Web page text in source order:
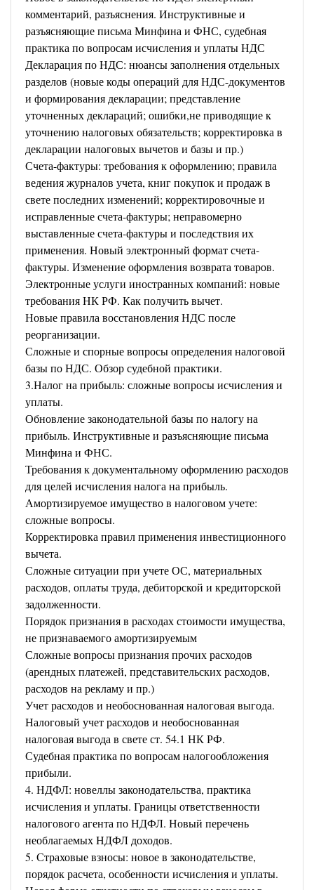
комментарий, разъяснения. Инструктивные и
разъясняющие письма Минфина и ФНС, судебная
практика по вопросам исчисления и уплаты НДС
Декларация по НДС: нюансы заполнения отдельных
разделов (новые коды операций для НДС-документов
и формирования декларации; представление
уточненных деклараций; ошибки,не приводящие к
уточнению налоговых обязательств; корректировка в
декларации налоговых вычетов и базы и пр.)
Счета-фактуры: требования к оформлению; правила
ведения журналов учета, книг покупок и продаж в
свете последних изменений; корректировочные и
исправленные счета-фактуры; неправомерно
выставленные счета-фактуры и последствия их
применения. Новый электронный формат счета-
фактуры. Изменение оформления возврата товаров.
Электронные услуги иностранных компаний: новые
требования НК РФ. Как получить вычет.
Новые правила восстановления НДС после
реорганизации.
Сложные и спорные вопросы определения налоговой
базы по НДС. Обзор судебной практики.
3.Налог на прибыль: сложные вопросы исчисления и
уплаты.
Обновление законодательной базы по налогу на
прибыль. Инструктивные и разъясняющие письма
Минфина и ФНС.
Требования к документальному оформлению расходов
для целей исчисления налога на прибыль.
Амортизируемое имущество в налоговом учете:
сложные вопросы.
Корректировка правил применения инвестиционного
вычета.
Сложные ситуации при учете ОС, материальных
расходов, оплаты труда, дебиторской и кредиторской
задолженности.
Порядок признания в расходах стоимости имущества,
не признаваемого амортизируемым
Сложные вопросы признания прочих расходов
(арендных платежей, представительских расходов,
расходов на рекламу и пр.)
Учет расходов и необоснованная налоговая выгода.
Налоговый учет расходов и необоснованная
налоговая выгода в свете ст. 54.1 НК РФ.
Судебная практика по вопросам налогообложения
прибыли.
4. НДФЛ: новеллы законодательства, практика
исчисления и уплаты. Границы ответственности
налогового агента по НДФЛ. Новый перечень
необлагаемых НДФЛ доходов.
5. Страховые взносы: новое в законодательстве,
порядок расчета, особенности исчисления и уплаты.